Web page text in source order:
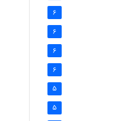
6
6
6
6
5
5